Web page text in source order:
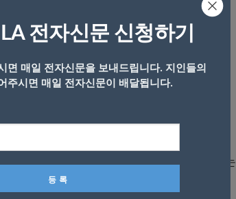
서 14억뷰를 돌파했다. K팝 그룹 최초이자
는 이날 오전 3시32분경 유튜브에서 조회
월 만이다.
어 처음으로 10억 뷰 금자탑을 쌓았다. 이후
12억 뷰에서 13억 뷰까지 약 2개월이 걸리는
전자신문 신청하기
면 매일 전자신문을 보내드립니다. 지인들의
주시면 매일 전자신문이 배달됩니다.